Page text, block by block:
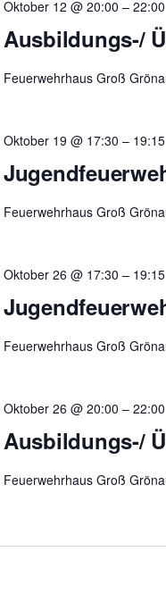
Ausbildungs-/
Oktober 12 @ 20:00 – 22:00
Feuerwehrhaus Groß
Oktober 19 @ 17:30 – 19:15
Feuerwehrhaus Groß
Oktober 26 @ 17:30 – 19:15
Feuerwehrhaus Groß
Ausbildungs-/
Oktober 26 @ 20:00 – 22:00
Feuerwehrhaus Groß